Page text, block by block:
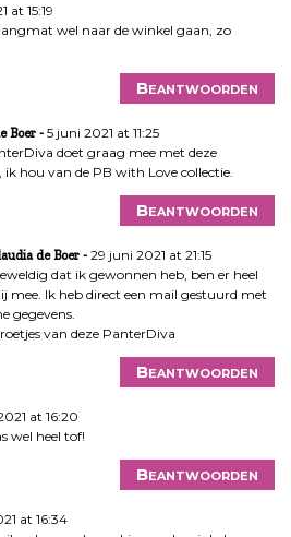
at 15:19
wel naar de winkel gaan, zo
Beantwoorden
Boer
5 juni 2021 at 11:25
doet graag mee met deze
ik hou van de PB with Love collectie.
Beantwoorden
de Boer
29 juni 2021 at 21:15
dat ik gewonnen heb, ben er heel
mee. Ik heb direct een mail gestuurd met
gegevens.
van deze PanterDiva
Beantwoorden
at 16:20
wel heel tof!
Beantwoorden
at 16:34